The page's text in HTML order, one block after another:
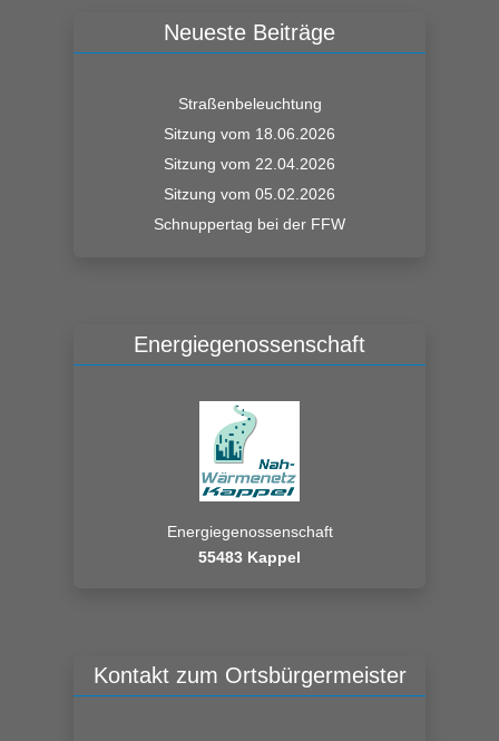
Neueste Beiträge
Straßenbeleuchtung
Sitzung vom 18.06.2026
Sitzung vom 22.04.2026
Sitzung vom 05.02.2026
Schnuppertag bei der FFW
Energiegenossenschaft
Energiegenossenschaft
55483 Kappel
Kontakt zum Ortsbürgermeister